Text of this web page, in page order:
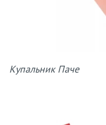
Купальник Паче